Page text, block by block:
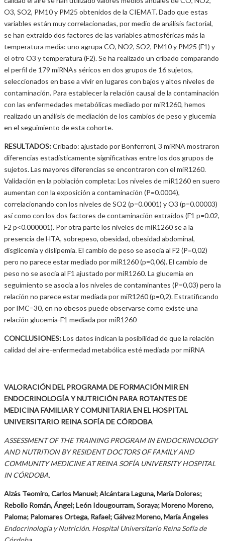
O3, SO2, PM10 y PM25 obtenidos de la CIEMAT. Dado que estas
variables están muy correlacionadas, por medio de análisis factorial,
se han extraído dos factores de las variables atmosféricas más la
temperatura media: uno agrupa CO, NO2, SO2, PM10 y PM25 (F1) y
el otro O3 y temperatura (F2). Se ha realizado un cribado comparando
el perfil de 179 miRNAs séricos en dos grupos de 16 sujetos,
seleccionados en base a vivir en lugares con bajos y altos niveles de
contaminación. Para establecer la relación causal de la contaminación
con las enfermedades metabólicas mediado por miR1260, hemos
realizado un análisis de mediación de los cambios de peso y glucemia
en el seguimiento de esta cohorte.
RESULTADOS:Cribado: ajustado por Bonferroni, 3 miRNA mostraron
diferencias estadísticamente significativas entre los dos grupos de
sujetos. Las mayores diferencias se encontraron con el miR1260.
Validación en la población completa: Los niveles de miR1260 en suero
aumentan con la exposición a contaminación (P=0.0004),
correlacionando con los niveles de SO2 (p=0.0001) y O3 (p=0.00003)
así como con los dos factores de contaminación extraídos (F1 p=0.02,
F2 p<0.000001). Por otra parte los niveles de miR1260 se a la
presencia de HTA, sobrepeso, obesidad, obesidad abdominal,
disglicemia y dislipemia. El cambio de peso se asocia al F2 (P=0,02)
pero no parece estar mediado por miR1260 (p=0,06). El cambio de
peso no se asocia al F1 ajustado por miR1260. La glucemia en
seguimiento se asocia a los niveles de contaminantes (P=0,03) pero la
relación no parece estar mediada por miR1260 (p=0,2). Estratificando
por IMC=30, en no obesos puede observarse como existe una
relación glucemia-F1 mediada por miR1260
CONCLUSIONES:Los datos indican la posibilidad de que la relación
calidad del aire-enfermedad metabólica esté mediada por miRNA
VALORACIÓN DEL PROGRAMA DE FORMACIÓN MIR EN
ENDOCRINOLOGÍA Y NUTRICIÓN PARA ROTANTES DE
MEDICINA FAMILIAR Y COMUNITARIA EN EL HOSPITAL
UNIVERSITARIO REINA SOFÍA DE CÓRDOBA
ASSESSMENT OF THE TRAINING PROGRAM IN ENDOCRINOLOGY
AND NUTRITION BY RESIDENT DOCTORS OF FAMILY AND
COMMUNITY MEDICINE AT REINA SOFÍA UNIVERSITY HOSPITAL
IN CÓRDOBA.
Alzás Teomiro, Carlos Manuel; Alcántara Laguna, María Dolores;
Rebollo Román, Ángel; León Idougourram, Soraya; Moreno Moreno,
Paloma; Palomares Ortega, Rafael; Gálvez Moreno, María Ángeles
Endocrinología y Nutrición. Hospital Universitario Reina Sofía de